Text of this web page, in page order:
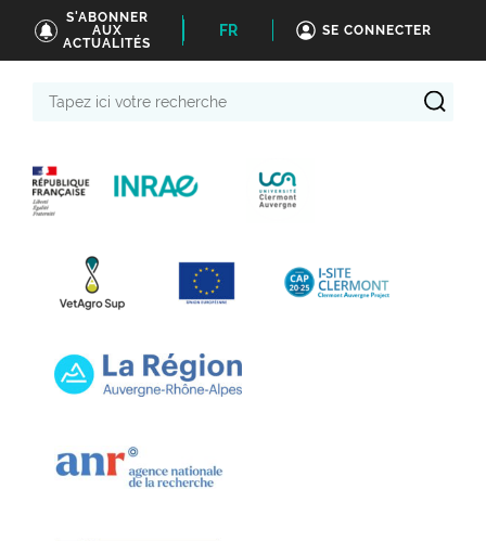
S'ABONNER
AUX
ACTUALITÉS
FR SE CONNECTER